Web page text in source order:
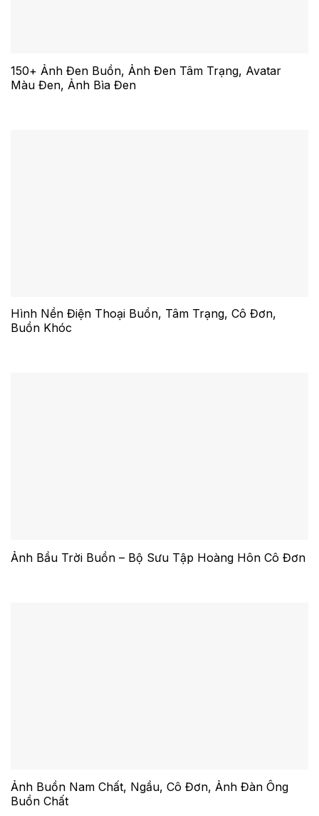
150+ Ảnh Đen Buồn, Ảnh Đen Tâm Trạng, Avatar
Màu Đen, Ảnh Bìa Đen
Hình Nền Điện Thoại Buồn, Tâm Trạng, Cô Đơn,
Buồn Khóc
Ảnh Bầu Trời Buồn – Bộ Sưu Tập Hoàng Hôn Cô Đơn
Ảnh Buồn Nam Chất, Ngầu, Cô Đơn, Ảnh Đàn Ông
Buồn Chất